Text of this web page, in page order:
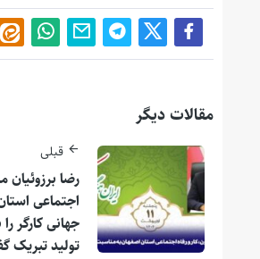
مقالات دیگر
قبلی
رضا برزوئیان
اجتماعی
جهانی کارگر
تولید تبریک